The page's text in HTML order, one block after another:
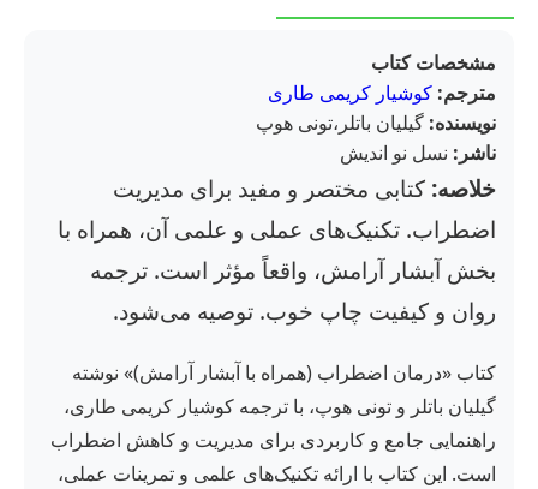
مشخصات کتاب
مترجم: کوشیار کریمی طاری
نویسنده: گیلیان باتلر،تونی هوپ
ناشر: نسل نو اندیش
خلاصه: کتابی مختصر و مفید برای مدیریت
اضطراب. تکنیک‌های عملی و علمی آن، همراه با
بخش آبشار آرامش، واقعاً مؤثر است. ترجمه
روان و کیفیت چاپ خوب. توصیه می‌شود.
کتاب «درمان اضطراب (همراه با آبشار آرامش)» نوشته
گیلیان باتلر و تونی هوپ، با ترجمه کوشیار کریمی طاری،
راهنمایی جامع و کاربردی برای مدیریت و کاهش اضطراب
است. این کتاب با ارائه تکنیک‌های علمی و تمرینات عملی،